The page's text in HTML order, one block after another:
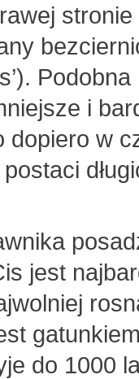
i
dopiero w
jest
do 1000